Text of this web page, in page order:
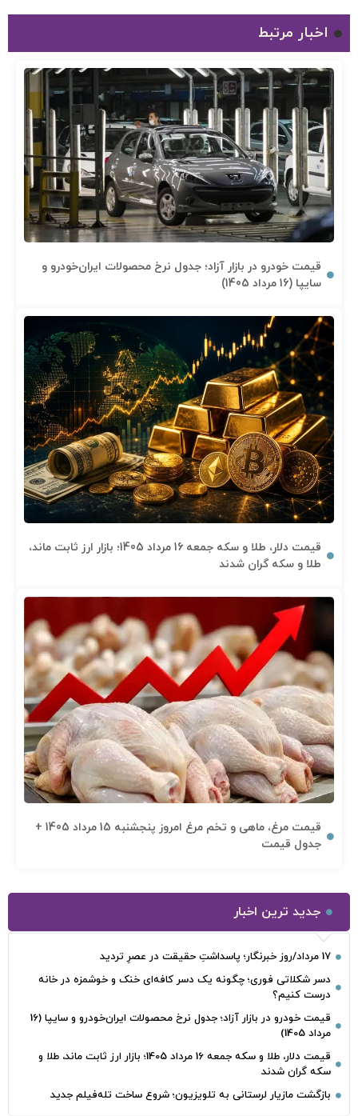
اخبار مرتبط
قیمت خودرو در بازار آزاد؛ جدول نرخ محصولات ایران‌خودرو و
سایپا (16 مرداد 1405)
قیمت دلار، طلا و سکه جمعه 16 مرداد 1405؛ بازار ارز ثابت ماند،
طلا و سکه گران شدند
قیمت مرغ، ماهی و تخم مرغ امروز پنجشنبه 15 مرداد 1405 +
جدول قیمت
جدید ترین اخبار
17 مرداد/روز خبرنگار؛ پاسداشتِ حقیقت در عصرِ تردید
دسر شکلاتی فوری؛ چگونه یک دسر کافه‌ای خنک و خوشمزه در خانه
درست کنیم؟
قیمت خودرو در بازار آزاد؛ جدول نرخ محصولات ایران‌خودرو و سایپا (16
مرداد 1405)
قیمت دلار، طلا و سکه جمعه 16 مرداد 1405؛ بازار ارز ثابت ماند، طلا و
سکه گران شدند
بازگشت مازیار لرستانی به تلویزیون؛ شروع ساخت تله‌فیلم جدید